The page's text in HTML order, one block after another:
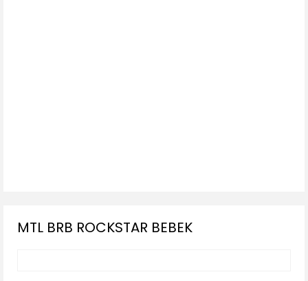
MTL BRB ROCKSTAR BEBEK